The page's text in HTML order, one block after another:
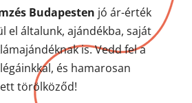
Budapesten jó ár-érték
el általunk, ajándékba, saját
is. Vedd fel a
és hamarosan
törölköződ!